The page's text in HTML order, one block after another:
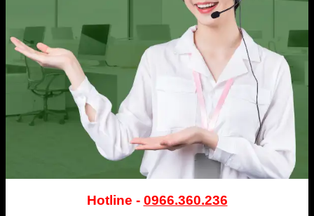
Hotline - 0966.360.236